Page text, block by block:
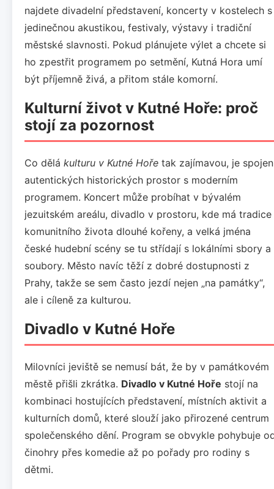
najdete divadelní představení, koncerty v kostelech s
jedinečnou akustikou, festivaly, výstavy i tradiční
městské slavnosti. Pokud plánujete výlet a chcete si
ho zpestřit programem po setmění, Kutná Hora umí
být příjemně živá, a přitom stále komorní.
Kulturní život v Kutné Hoře: proč
stojí za pozornost
Co dělá kulturu v Kutné Hoře tak zajímavou, je
autentických historických prostor s moderním
programem. Koncert může probíhat v bývalém
jezuitském areálu, divadlo v prostoru, kde má tradice
komunitního života dlouhé kořeny, a velká jména
české hudební scény se tu střídají s lokálními sbory a
soubory. Město navíc těží z dobré dostupnosti z
Prahy, takže se sem často jezdí nejen „na památky“,
ale i cíleně za kulturou.
Divadlo v Kutné Hoře
Milovníci jeviště se nemusí bát, že by v památkovém
městě přišli zkrátka. Divadlo v Kutné Hoře stojí na
kombinaci hostujících představení, místních aktivit a
kulturních domů, které slouží jako přirozené centrum
společenského dění. Program se obvykle pohybuje
činohry přes komedie až po pořady pro rodiny s
dětmi.